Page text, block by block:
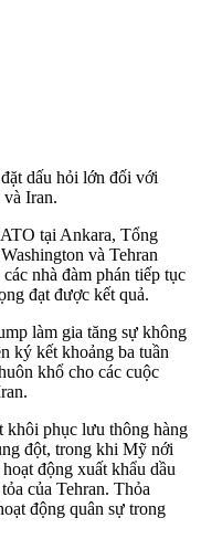
dấu hỏi lớn đối với
Iran.
tại Ankara, Tổng
và Tehran
nhà đàm phán tiếp tục
đạt được kết quả.
làm gia tăng sự không
ký kết khoảng ba tuần
khổ cho các cuộc
khôi phục lưu thông hàng
đột, trong khi Mỹ nới
động xuất khẩu dầu
của Tehran. Thỏa
động quân sự trong